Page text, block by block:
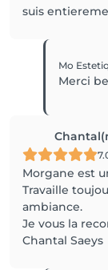
suis
Mo
Merci
Morgane est
Travaille
ambiance.
Je vous la
Chantal Saeys